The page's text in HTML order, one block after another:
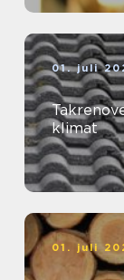
01. juli
Takrenovering i
klimat
01. juli